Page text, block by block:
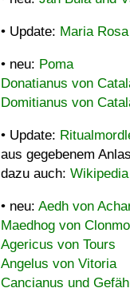
• Update: Maria
• neu: Poma
Donatianus von
Domitianus von
• Update:
aus gegebenem
dazu auch:
• neu: Aedh von
Maedhog von
Agericus von Tours
Angelus von Vitoria
Cancianus und